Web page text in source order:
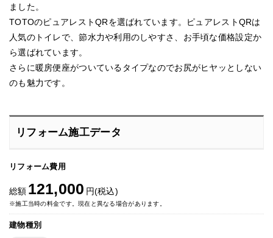
ました。
TOTOのピュアレストQRを選ばれています。ピュアレストQRは
人気のトイレで、節水力や利用のしやすさ、お手頃な価格設定か
ら選ばれています。
さらに暖房便座がついているタイプなのでお尻がヒヤッとしない
のも魅力です。
リフォーム施工データ
リフォーム費用
総額 121,000 円(税込)
※施工当時の料金です。現在と異なる場合があります。
建物種別